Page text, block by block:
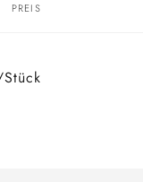
PREIS